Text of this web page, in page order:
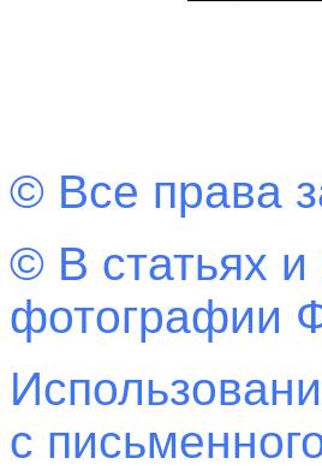
© Все права
© В статьях
фотографии
с